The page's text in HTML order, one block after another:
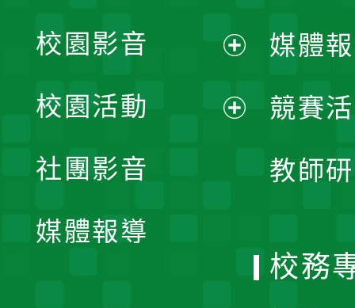
媒體
競賽
教師
校園影音
開
校園活動
社團影音
媒體報導
校務